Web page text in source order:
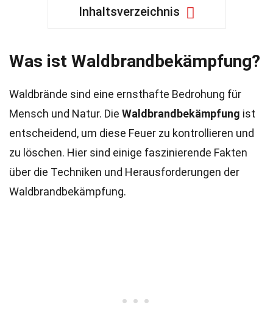
Inhaltsverzeichnis
Was ist Waldbrandbekämpfung?
Waldbrände sind eine ernsthafte Bedrohung für
Mensch und Natur. Die Waldbrandbekämpfung ist
entscheidend, um diese Feuer zu kontrollieren und
zu löschen. Hier sind einige faszinierende Fakten
über die Techniken und Herausforderungen der
Waldbrandbekämpfung.